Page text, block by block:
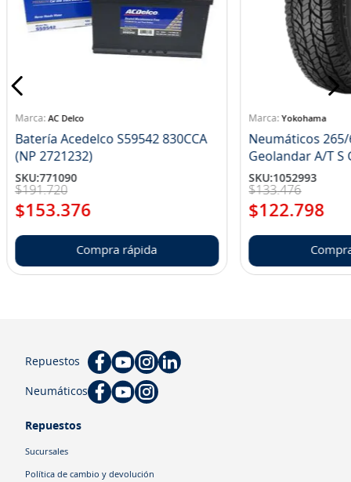
AC Delco
Batería Acedelco S59542 830CCA
(NP 2721232)
SKU:771090
$191.720
$153.376
Compra rápida
Yokohama
Neumáticos 265/
SKU:1052993
$133.476
$122.798
Repuestos
Neumáticos
Repuestos
Sucursales
Política de cambio y devolución